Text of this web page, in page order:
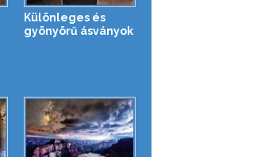
Különleges és
gyönyörű ásványok